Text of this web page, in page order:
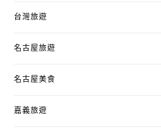
台灣旅遊
名古屋旅遊
名古屋美食
嘉義旅遊